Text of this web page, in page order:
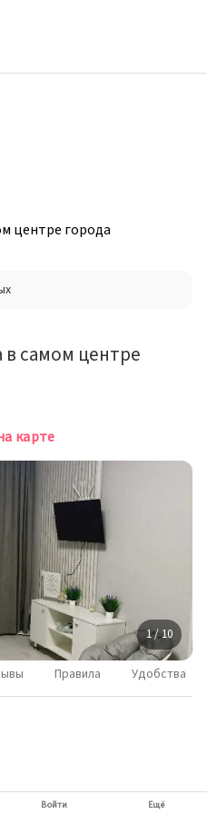
центре города
в самом центре
карте
1 / 10
Правила Удобства
Войти Ещё